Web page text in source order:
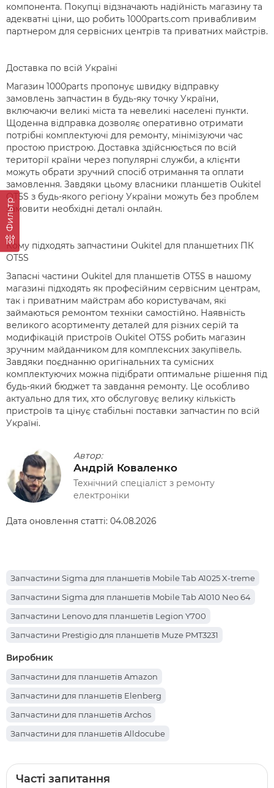
Фильтр
компонента. Покупці відзначають надійність магазину та
адекватні ціни, що робить 1000parts.com привабливим
партнером для сервісних центрів та приватних майстрів.
Доставка по всій Україні
Магазин 1000parts пропонує швидку відправку
замовлень запчастин в будь-яку точку України,
включаючи великі міста та невеликі населені пункти.
Щоденна відправка дозволяє оперативно отримати
потрібні комплектуючі для ремонту, мінімізуючи час
простою пристрою. Доставка здійснюється по всій
території країни через популярні служби, а клієнти
можуть обрати зручний спосіб отримання та оплати
замовлення. Завдяки цьому власники планшетів Oukitel
OT5S з будь-якого регіону України можуть без проблем
замовити необхідні деталі онлайн.
Кому підходять запчастини Oukitel для планшетних ПК
OT5S
Запасні частини Oukitel для планшетів OT5S в нашому
магазині підходять як професійним сервісним центрам,
так і приватним майстрам або користувачам, які
займаються ремонтом техніки самостійно. Наявність
великого асортименту деталей для різних серій та
модифікацій пристроїв Oukitel OT5S робить магазин
зручним майданчиком для комплексних закупівель.
Завдяки поєднанню оригінальних та сумісних
комплектуючих можна підібрати оптимальне рішення під
будь-який бюджет та завдання ремонту. Це особливо
актуально для тих, хто обслуговує велику кількість
пристроїв та цінує стабільні поставки запчастин по всій
Україні.
Автор:
Андрій Коваленко
Технічний спеціаліст з ремонту
електроніки
Дата оновлення статті: 04.08.2026
Запчастини Sigma для планшетів Mobile Tab A1025 X-treme
Запчастини Sigma для планшетів Mobile Tab A1010 Neo 64
Запчастини Lenovo для планшетів Legion Y700
Запчастини Prestigio для планшетів Muze PMT3231
Запчастини Lenovo для планшетів Yoga Smart Tab YT-X705
Запчастини Apple для планшетів iPad Pro 12.9 (2017)
Запчастини Teclast для планшетів P85T
Запчастини Oscal для планшетів Pad 70
Запчастини Nomi для планшетів C101014 Ultra4
Запчастини Xiaomi для планшетів Redmi Pad
Виробник
Запчастини для планшетів Amazon
Запчастини для планшетів Elenberg
Запчастини для планшетів Archos
Запчастини для планшетів Alldocube
Запчастини для планшетів Партномера
Часті запитання